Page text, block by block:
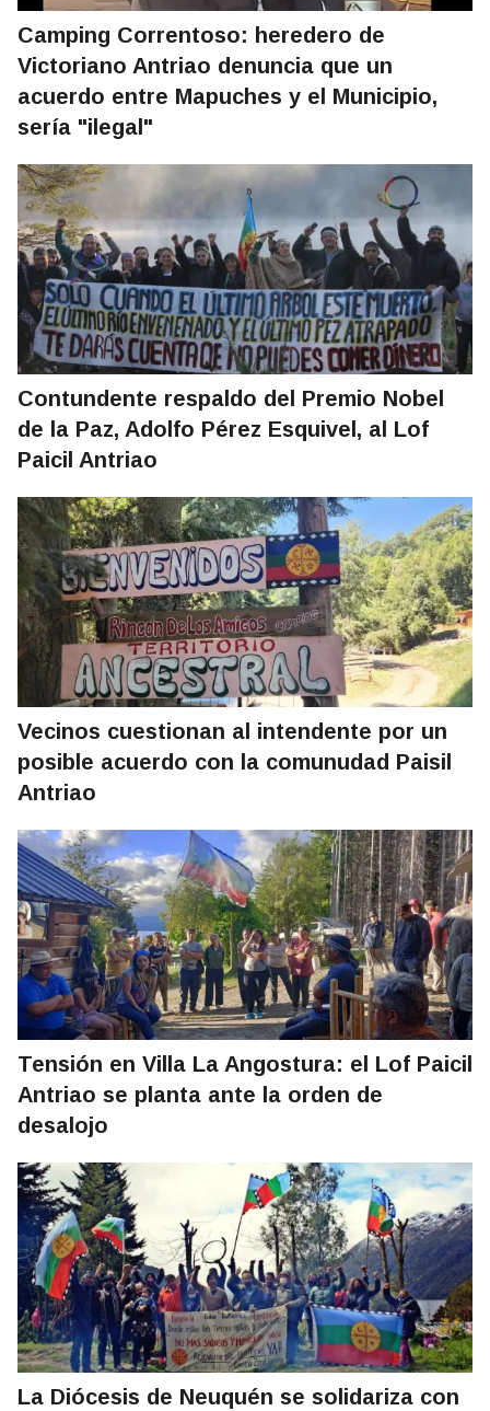
Camping Correntoso: heredero de
Victoriano Antriao denuncia que un
acuerdo entre Mapuches y el Municipio,
sería "ilegal"
Contundente respaldo del Premio Nobel
de la Paz, Adolfo Pérez Esquivel, al Lof
Paicil Antriao
Vecinos cuestionan al intendente por un
posible acuerdo con la comunudad Paisil
Antriao
Tensión en Villa La Angostura: el Lof Paicil
Antriao se planta ante la orden de
desalojo
La Diócesis de Neuquén se solidariza con